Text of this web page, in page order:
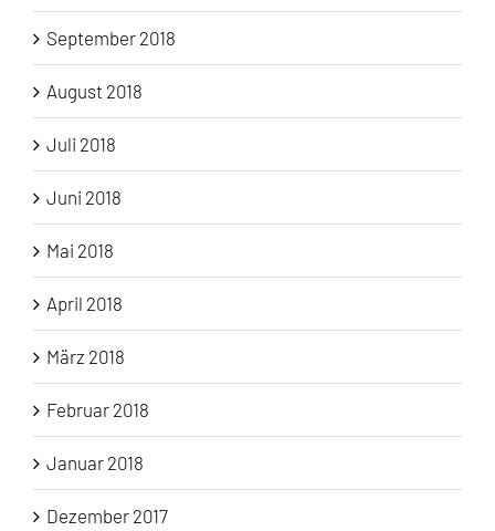
September 2018
August 2018
Juli 2018
Juni 2018
Mai 2018
April 2018
März 2018
Februar 2018
Januar 2018
Dezember 2017